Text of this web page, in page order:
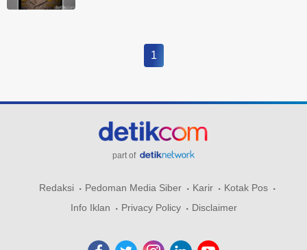
1
part of
Redaksi Pedoman Media Siber Karir
Kotak Pos
Info Iklan
Privacy Policy Disclaimer